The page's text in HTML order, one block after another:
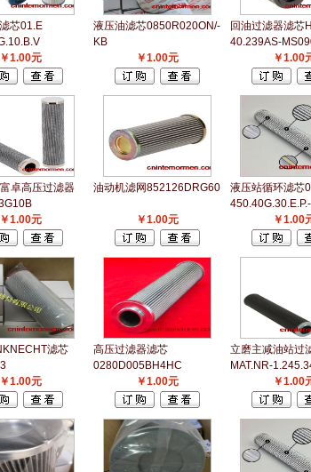
芯01.E
￥1.00元
液压油滤芯0850R020ON/-
KB
￥1.00元
回油过滤器滤芯
40.239AS-
￥1.00
卓高压过滤器
￥1.00元
油动机滤网852126DRG60
￥1.00元
液压站循环滤芯
450.40G.30.E.P.-
￥1.00
滤芯
￥1.00元
高压过滤器滤芯
0280D005BH4HC
￥1.00元
立磨主减油站过
MAT.NR-
￥1.00